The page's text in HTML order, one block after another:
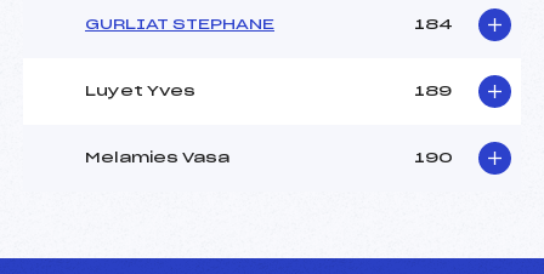
GURLIAT STEPHANE 184
Luyet Yves 189
Melamies Vasa 190